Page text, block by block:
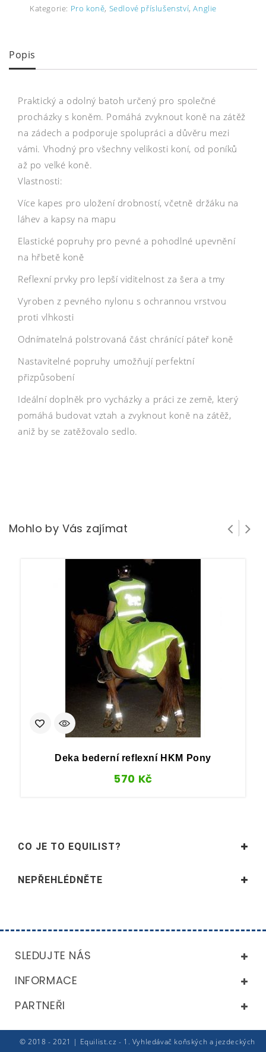
Kategorie: Pro koně, Sedlové příslušenství,Anglie
Popis
Praktický a odolný batoh určený pro společné
procházky s koněm. Pomáhá zvyknout koně na zátěž
na zádech a podporuje spolupráci a důvěru mezi
vámi. Vhodný pro všechny velikosti koní, od poníků
až po velké koně.
Vlastnosti:
Více kapes pro uložení drobností, včetně držáku na
láhev a kapsy na mapu
Elastické popruhy pro pevné a pohodlné upevnění
na hřbetě koně
Reflexní prvky pro lepší viditelnost za šera a tmy
Vyroben z pevného nylonu s ochrannou vrstvou
proti vlhkosti
Odnímatelná polstrovaná část chránící páteř koně
Nastavitelné popruhy umožňují perfektní
přizpůsobení
Ideální doplněk pro vycházky a práci ze země, který
pomáhá budovat vztah a zvyknout koně na zátěž,
aniž by se zatěžovalo sedlo.
Mohlo by Vás zajímat
Deka bederní reflexní HKM Pony
570 Kč
CO JE TO EQUILIST?
NEPŘEHLÉDNĚTE
SLEDUJTE NÁS
INFORMACE
PARTNEŘI
© 2018 - 2021 | Equilist.cz - 1. Vyhledávač koňských a jezdeckých